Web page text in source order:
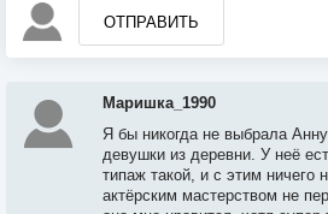
ОТПРАВИТЬ
Маришка_1990
Я бы никогда не выбрала
девушки из деревни. У неё
типаж такой, и с этим ничего
актёрским мастерством не